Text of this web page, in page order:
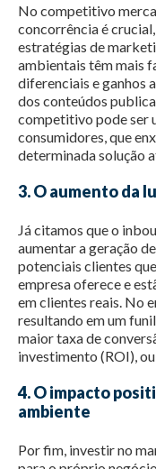
No competitivo
concorrência é
estratégias de
ambientais têm mais
diferenciais e ganhos
dos conteúdos
competitivo pode ser
consumidores, que
determinada solução
3. O aumento da
Já citamos que o
aumentar a geração
potenciais clientes
empresa oferece e
em clientes reais. No
resultando em um
maior taxa de
investimento (ROI),
4. O impacto
ambiente
Por fim, investir no